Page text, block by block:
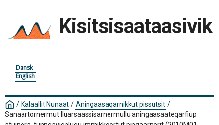
Kisitsisaataasivik
Dansk
English
/ Kalaallit Nunaat / Aningaasaqarnikkut pissutsit /
Sanaartornermut Iluarsaassisarnermullu aningaasaateqarfiup